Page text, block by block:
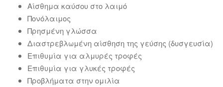
Αίσθημα καύσου στο λαιμό
Πονόλαιμος
Πρησμένη γλώσσα
Διαστρεβλωμένη αίσθηση της γεύσης (δυσγευσία)
Επιθυμία για αλμυρές τροφές
Επιθυμία για γλυκές τροφές
Προβλήματα στην ομιλία